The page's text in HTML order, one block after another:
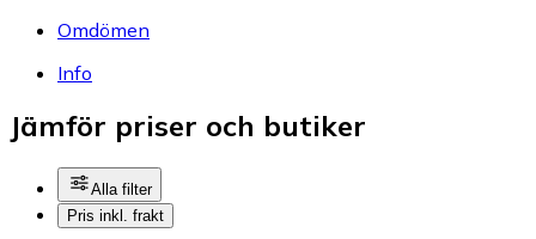
Omdömen
Info
Jämför priser och butiker
Alla filter
Pris inkl. frakt